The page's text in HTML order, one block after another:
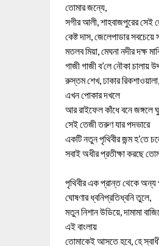
তোমার জন্যে,
সগীর আলী, শাহবাজপুরের সেই
কেষ্ট দাস, জেলেপাডার সবচেয়ে
মতলব মিয়া, মেঘনা নদীর দক্ষ
গাজী গাজী ব’লে নৌকা চালায়
রুস্তম শেখ, ঢাকার
এখন পোকার দখলে
আর রাইফেল কাঁধে বনে জঙ্গলে
সেই তেজী তরুণ যার পদভারে
একটি নতুন পৃথিবীর জন্ম হ’তে
সবাই অধীর প্রতীক্ষা করছে
পৃথিবীর এক প্রান্ত থেকে
ঘোষণার ধ্বনিপ্রতিধ্বনি তুলে,
মতুন নিশান উডিয়ে, দামামা
এই বাংলায়
তোমাকেই আসতে হবে, হে